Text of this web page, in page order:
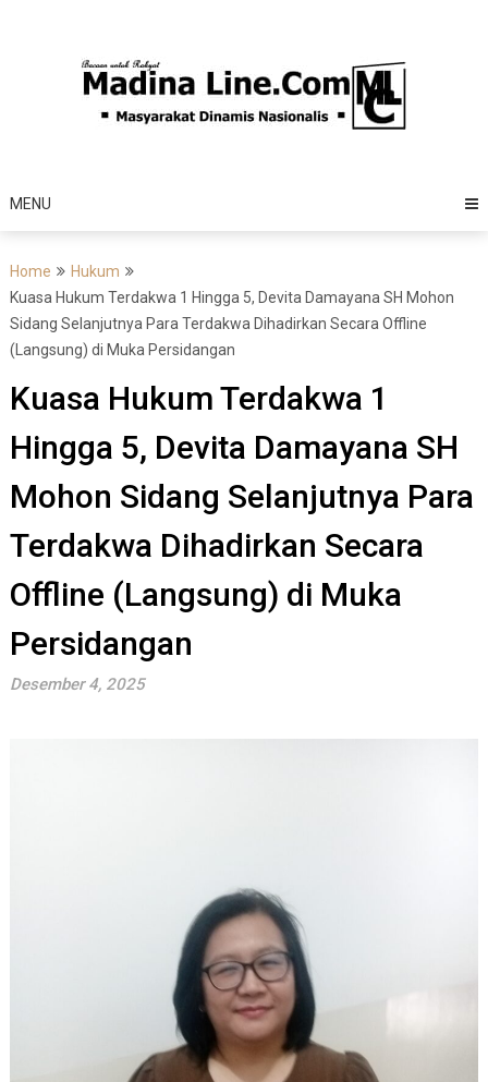
MENU
Home
Hukum
Kuasa Hukum Terdakwa 1 Hingga 5, Devita Damayana SH Mohon
Sidang Selanjutnya Para Terdakwa Dihadirkan Secara Offline
(Langsung) di Muka Persidangan
Kuasa Hukum Terdakwa 1
Hingga 5, Devita Damayana SH
Mohon Sidang Selanjutnya Para
Terdakwa Dihadirkan Secara
Offline (Langsung) di Muka
Persidangan
Desember 4, 2025